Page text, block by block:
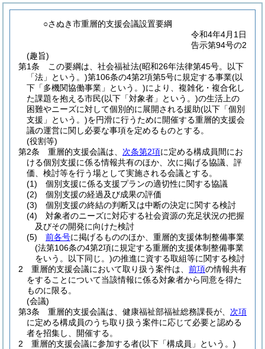
○さぬき市重層的支援会議設置要綱
令和4年4月1日
告示第94号の2
(趣旨)
第1条
この要綱は、社会福祉法(昭和26年法律第45号。以下
「法」という。)第106条の4第2項第5号に規定する事業(以
下「多機関協働事業」という。)により、複雑化・複合化し
た課題を抱える市民(以下「対象者」という。)の生活上の
困難やニーズに対して個別的に展開される援助(以下「個別
支援」という。)を円滑に行うために開催する重層的支援会
議の運営に関し必要な事項を定めるものとする。
(役割等)
第2条
重層的支援会議は、 次条第2項に定める構成員間にお
ける個別支援に係る情報共有のほか、次に掲げる協議、評
価、検討等を行う場として実施される会議とする。
(1)
個別支援に係る支援プランの適切性に関する協議
(2)
個別支援の経過及び成果の評価
(3)
個別支援の終結の判断又は中断の決定に関する検討
(4)
対象者のニーズに対応する社会資源の充足状況の把握
及びその開発に向けた検討
(5)
前各号に掲げるもののほか、重層的支援体制整備事業
(法第106条の4第2項に規定する重層的支援体制整備事業
をいう。以下同じ。)の推進に資する取組等に関する検討
2
重層的支援会議において取り扱う案件は、 前項の情報共有
をすることについて当該情報に係る対象者から同意を得た
ものに限る。
(会議)
第3条
重層的支援会議は、健康福祉部福祉総務課長が、 次項
に定める構成員のうち取り扱う案件に応じて必要と認める
者を招集し、開催する。
2
重層的支援会議に参加する者(以下「構成員」という。)